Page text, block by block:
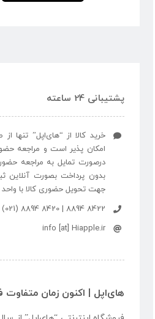
پشتیبانی 24 ساعته
خرید کالا از “های‌اپل” تنها
امکان پذیر است و مراجعه
درصورت تمایل به مراجعه
بدون پرداخت بصورت
جهت تحویل حضوری کالا با
8422 8894 | 8420 8894 (021)
info [at] Hiapple.ir
های‌اپل | اکنون زمان